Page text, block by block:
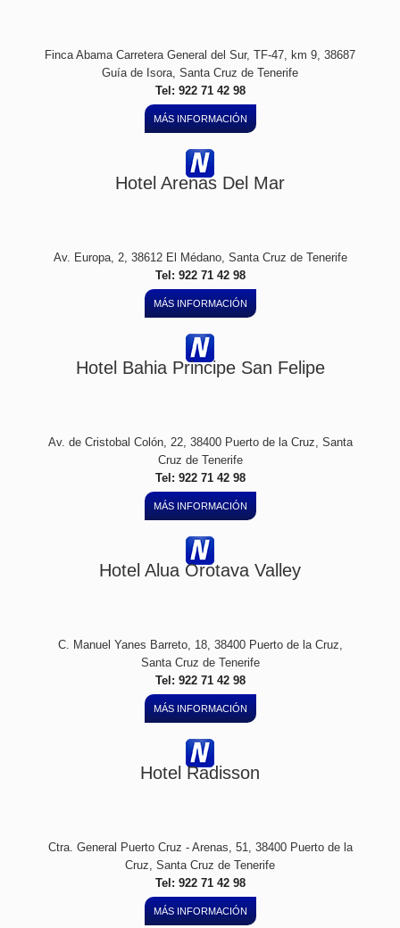
Finca Abama Carretera General del Sur, TF-47, km 9, 38687
Guía de Isora, Santa Cruz de Tenerife
Tel: 922 71 42 98
MÁS INFORMACIÓN
Hotel Arenas Del Mar
Av. Europa, 2, 38612 El Médano, Santa Cruz de Tenerife
Tel: 922 71 42 98
MÁS INFORMACIÓN
Hotel Bahia Principe San Felipe
Av. de Cristobal Colón, 22, 38400 Puerto de la Cruz, Santa
Cruz de Tenerife
Tel: 922 71 42 98
MÁS INFORMACIÓN
Hotel Alua Orotava Valley
C. Manuel Yanes Barreto, 18, 38400 Puerto de la Cruz,
Santa Cruz de Tenerife
Tel: 922 71 42 98
MÁS INFORMACIÓN
Hotel Radisson
Ctra. General Puerto Cruz - Arenas, 51, 38400 Puerto de la
Cruz, Santa Cruz de Tenerife
Tel: 922 71 42 98
MÁS INFORMACIÓN